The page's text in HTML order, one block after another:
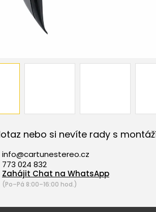
nebo si nevíte rady s
info@cartunestereo.cz
773 024 832
Zahájit Chat na WhatsApp
(Po–Pá 8:00–16:00 hod.)